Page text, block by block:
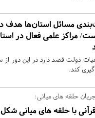
مسائل استان‌ها هدف
مراکز علمی فعال در
دولت قصد دارد در این دور از
کند.
حلقه های میانی:
با حلقه های میانی